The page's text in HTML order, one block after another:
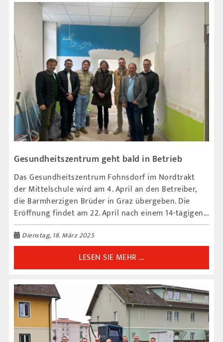
Gesundheitszentrum geht bald in Betrieb
Das Gesundheitszentrum Fohnsdorf im Nordtrakt
der Mittelschule wird am 4. April an den Betreiber,
die Barmherzigen Brüder in Graz übergeben. Die
Eröffnung findet am 22. April nach einem 14-tägigen...
Dienstag, 18. März 2025
LESEN SIE MEHR ...